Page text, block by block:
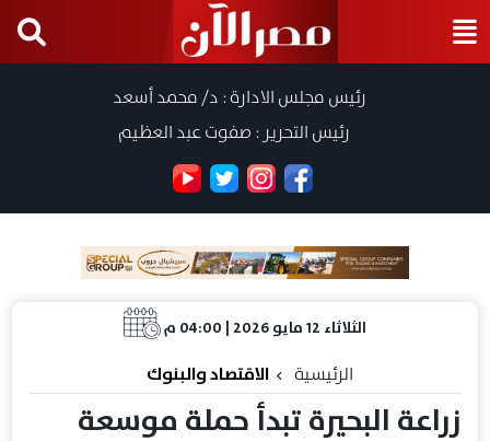
رئيس مجلس الادارة : د/ محمد أسعد
رئيس التحرير : صفوت عبد العظيم
الثلاثاء 12 مايو 2026 | 04:00 م
الرئيسية الاقتصاد والبنوك
زراعة البحيرة تبدأ حملة موسعة